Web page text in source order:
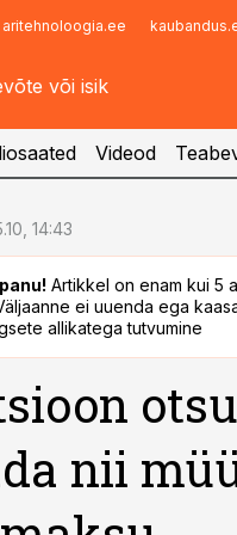
aritehnoloogia.ee
Infopank
Videod
14:43
Artikkel on enam kui 5
ei uuenda ega
allikatega tutvumine
nii